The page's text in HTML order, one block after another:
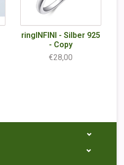
ringINFINI - Silber 925
- Copy
€28,00